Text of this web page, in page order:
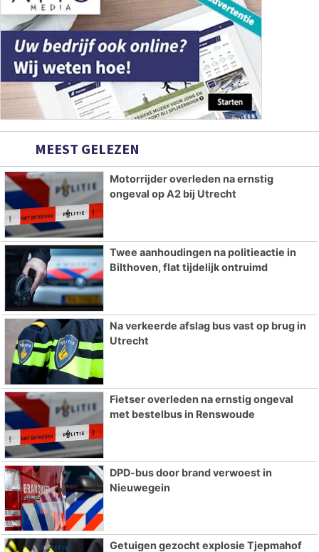
MEEST GELEZEN
Motorrijder overleden na ernstig
ongeval op A2 bij Utrecht
Twee aanhoudingen na politieactie in
Bilthoven, flat tijdelijk ontruimd
Na verkeerde afslag bus vast op brug in
Utrecht
Fietser overleden na ernstig ongeval
met bestelbus in Renswoude
DPD-bus door brand verwoest in
Nieuwegein
Getuigen gezocht explosie Tjepmahof